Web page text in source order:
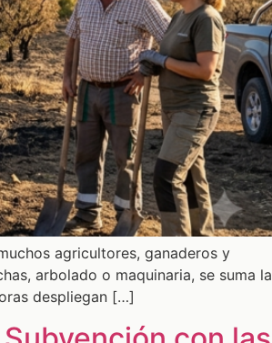
agricultores, ganaderos y
arbolado o maquinaria, se suma la
despliegan […]